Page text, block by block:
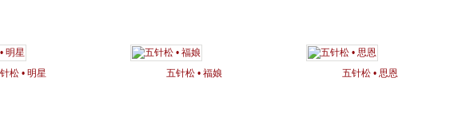
松 • 明星 五针松 • 福娘 五针松 • 思恩